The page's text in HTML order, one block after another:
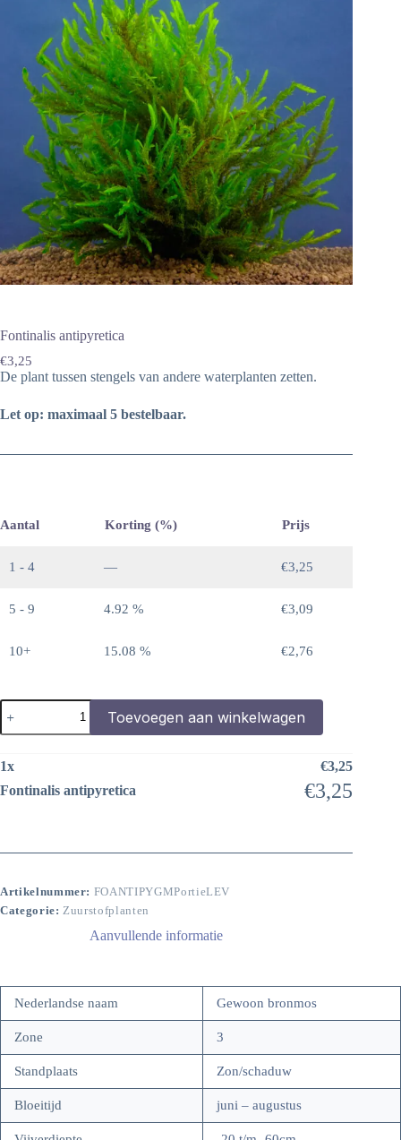
Fontinalis antipyretica
€3,25
De plant tussen stengels van andere waterplanten zetten.
Let op: maximaal 5 bestelbaar.
Aantal Korting (%) Prijs
1 - 4 — €3,25
5 - 9 4.92 % €3,09
10+ 15.08 % €2,76
Fontinalis
antipyretica
aantal
Toevoegen aan winkelwagen
1x €3,25
Fontinalis antipyretica
€3,25
Artikelnummer: FOANTIPYGMPortieLEV
Categorie: Zuurstofplanten
Aanvullende informatie
Nederlandse naam Gewoon bronmos
Zone 3
Standplaats Zon/schaduw
Bloeitijd juni – augustus